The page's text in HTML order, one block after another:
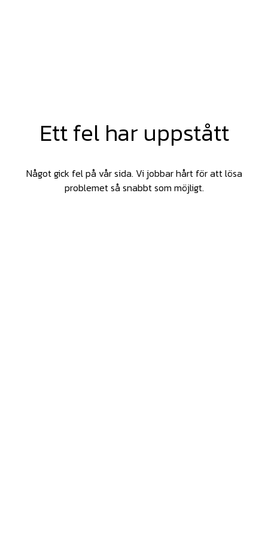
Ett fel har uppstått
Något gick fel på vår sida. Vi jobbar hårt för att lösa
problemet så snabbt som möjligt.